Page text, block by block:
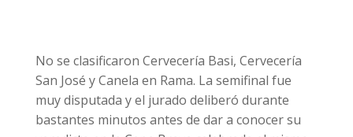
No se clasificaron Cervecería Basi, Cervecería
San José y Canela en Rama. La semifinal fue
muy disputada y el jurado deliberó durante
bastantes minutos antes de dar a conocer su